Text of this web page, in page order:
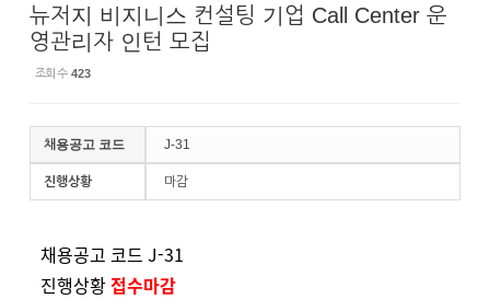
뉴저지 비지니스 컨설팅 기업 Call Center 운
영관리자 인턴 모집
조회 수 423
채용공고 코드 J-31
진행상황 마감
채용공고 코드 J-31
진행상황접수마감